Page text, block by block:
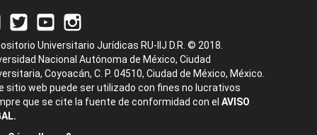
Universitario Jurídicas RU-IIJ D.R. © 2018.
Nacional Autónoma de México, Ciudad
Coyoacán, C. P. 04510, Ciudad de México, México.
sitio web puede ser utilizado con fines no lucrativos
que se cite la fuente de conformidad con el AVISO